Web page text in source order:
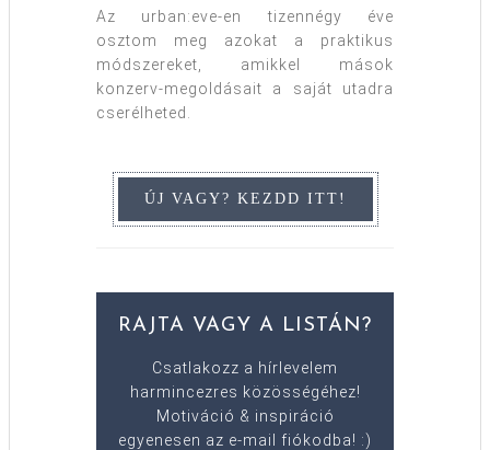
Az urban:eve-en tizennégy éve
osztom meg azokat a praktikus
módszereket, amikkel mások
konzerv-megoldásait a saját utadra
cserélheted.
RAJTA VAGY A LISTÁN?
Csatlakozz a hírlevelem
harmincezres közösségéhez!
Motiváció & inspiráció
egyenesen az e-mail fiókodba! :)